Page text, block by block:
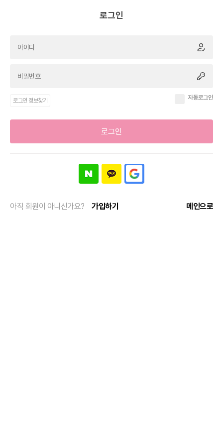
로그인
로그인 정보찾기 자동로그인
로그인
아직 회원이 아니신가요? 가입하기 메인으로